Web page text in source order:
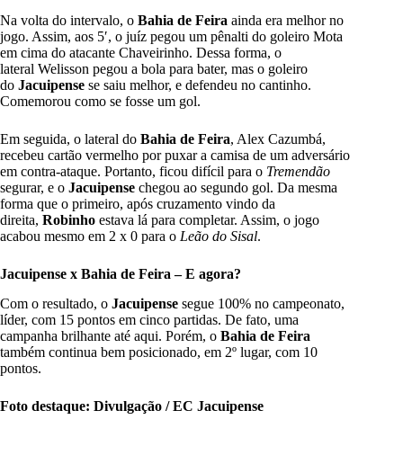
Na volta do intervalo, o Bahia de Feira ainda era melhor no
jogo. Assim, aos 5′, o juíz pegou um pênalti do goleiro Mota
em cima do atacante Chaveirinho. Dessa forma, o
lateral Welisson pegou a bola para bater, mas o goleiro
do Jacuipense se saiu melhor, e defendeu no cantinho.
Comemorou como se fosse um gol.
Em seguida, o lateral do Bahia de Feira, Alex Cazumbá,
recebeu cartão vermelho por puxar a camisa de um adversário
em contra-ataque. Portanto, ficou difícil para o Tremendão
segurar, e o Jacuipense chegou ao segundo gol. Da mesma
forma que o primeiro, após cruzamento vindo da
direita, Robinho estava lá para completar. Assim, o jogo
acabou mesmo em 2 x 0 para o Leão do Sisal.
Jacuipense x Bahia de Feira – E agora?
Com o resultado, o Jacuipense segue 100% no campeonato,
líder, com 15 pontos em cinco partidas. De fato, uma
campanha brilhante até aqui. Porém, o Bahia de Feira
também continua bem posicionado, em 2º lugar, com 10
pontos.
Foto destaque: Divulgação / EC Jacuipense